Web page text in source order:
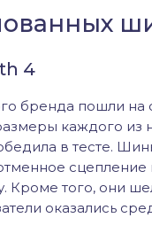
4
бренда пошли на
каждого из
в тесте.
Кроме того, они
оказались